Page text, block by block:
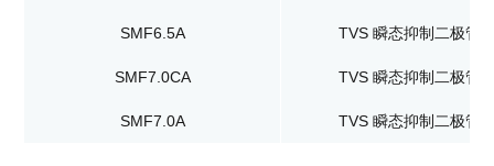
SMF6.5A TVS 瞬态抑制二极管
SMF7.0CA TVS 瞬态抑制二极管
SMF7.0A TVS 瞬态抑制二极管